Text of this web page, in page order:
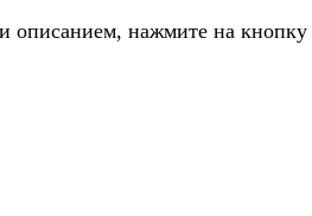
описанием, нажмите на кнопку